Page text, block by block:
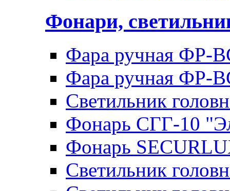
Фонари,
Фара ручная ФР-
Фара ручная ФР-
Светильник
Фонарь СГГ-10
Фонарь
Светильник